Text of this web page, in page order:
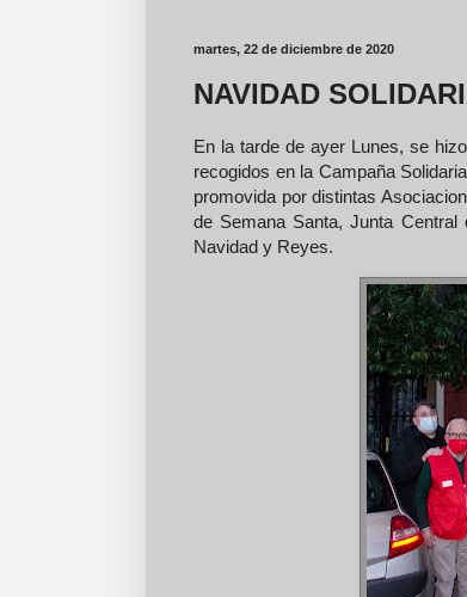
martes, 22 de diciembre de 2020
NAVIDAD
En la tarde de ayer Lunes, se
recogidos en la Campaña
promovida por distintas
de Semana Santa, Junta
Navidad y Reyes.